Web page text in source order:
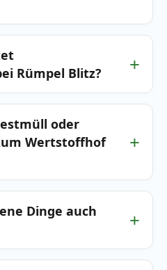
Rümpel Blitz?
oder
Wertstoffhof
Dinge auch